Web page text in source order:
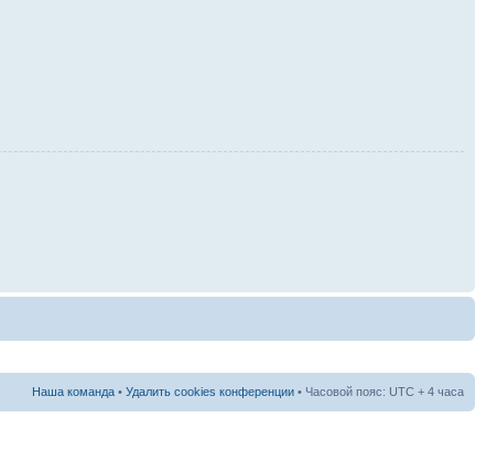
Наша команда • Удалить cookies конференции • Часовой пояс: UTC + 4 часа